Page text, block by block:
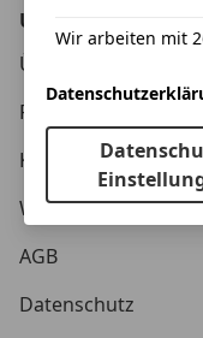
Unternehmen
Über AutoScout24
Presse
Karriere
Werbung
AGB
Datenschutz
Wir arbeiten mit